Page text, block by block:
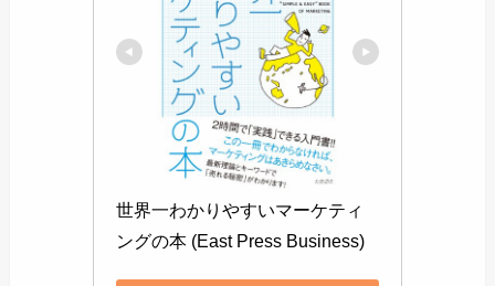
世界一わかりやすいマーケティ
ングの本 (East Press Business)